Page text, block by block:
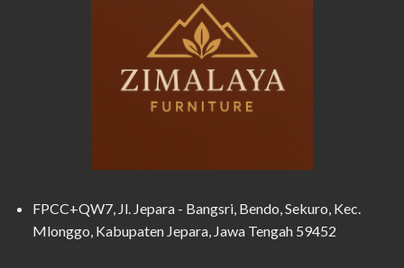
FPCC+QW7, Jl. Jepara - Bangsri, Bendo, Sekuro, Kec.
Mlonggo, Kabupaten Jepara, Jawa Tengah 59452